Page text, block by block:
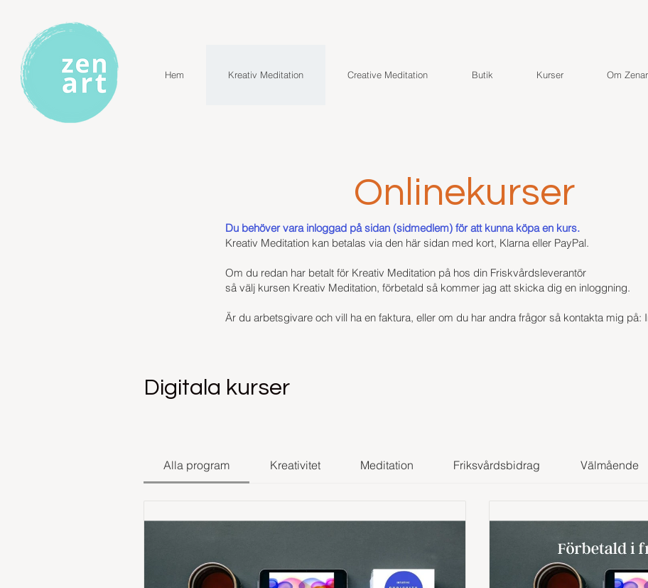
Hem Kreativ Meditation Creative Meditation Butik Kurser Om
Onlinekurser
Du behöver vara inloggad på sidan (sidmedlem) för att kunna köpa en kurs.
Kreativ Meditation kan betalas via den här sidan med kort, Klarna eller PayPal.
Om du redan har betalt för Kreativ Meditation på hos din Friskvårdsleverantör
så välj kursen Kreativ Meditation, förbetald så kommer jag att skicka dig en inloggning.
Är du arbetsgivare och vill ha en faktura, eller om du har andra frågor så kontakta mig på:
Digitala kurser
Alla program Kreativitet Meditation Friksvårdsbidrag Välmående